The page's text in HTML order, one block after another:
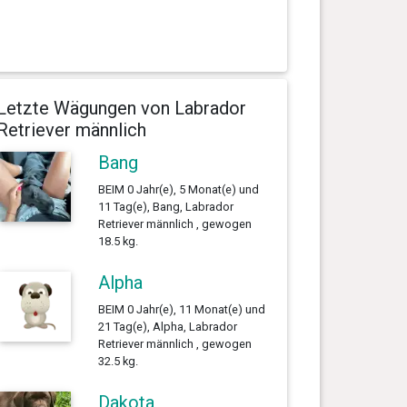
Wägungen von Labrador
männlich
Bang
BEIM 0 Jahr(e), 5 Monat(e) und
11 Tag(e), Bang, Labrador
Retriever männlich , gewogen
18.5 kg.
Alpha
BEIM 0 Jahr(e), 11 Monat(e) und
21 Tag(e), Alpha, Labrador
Retriever männlich , gewogen
32.5 kg.
Dakota